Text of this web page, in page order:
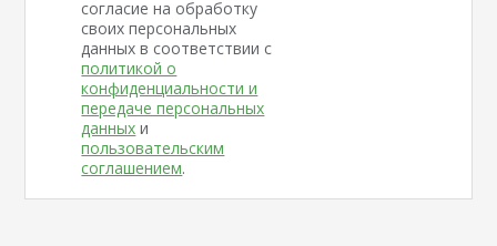
согласие на обработку
своих персональных
данных в соответствии с
политикой о
конфиденциальности и
передаче персональных
данных и
пользовательским
соглашением.